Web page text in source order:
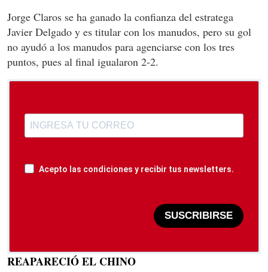
Jorge Claros se ha ganado la confianza del estratega
Javier Delgado y es titular con los manudos, pero su gol
no ayudó a los manudos para agenciarse con los tres
puntos, pues al final igualaron 2-2.
Acepto las condiciones y recibir tus newsletters.
SUSCRIBIRSE
REAPARECIÓ EL CHINO